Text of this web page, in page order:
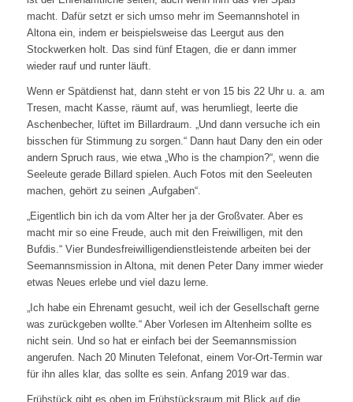
macht. Dafür setzt er sich umso mehr im Seemannshotel in
Altona ein, indem er beispielsweise das Leergut aus den
Stockwerken holt. Das sind fünf Etagen, die er dann immer
wieder rauf und runter läuft.
Wenn er Spätdienst hat, dann steht er von 15 bis 22 Uhr u. a. am
Tresen, macht Kasse, räumt auf, was herumliegt, leerte die
Aschenbecher, lüftet im Billardraum. „Und dann versuche ich ein
bisschen für Stimmung zu sorgen.“ Dann haut Dany den ein oder
andern Spruch raus, wie etwa „Who is the champion?“, wenn die
Seeleute gerade Billard spielen. Auch Fotos mit den Seeleuten
machen, gehört zu seinen „Aufgaben“.
„Eigentlich bin ich da vom Alter her ja der Großvater. Aber es
macht mir so eine Freude, auch mit den Freiwilligen, mit den
Bufdis.“ Vier Bundesfreiwilligendienstleistende arbeiten bei der
Seemannsmission in Altona, mit denen Peter Dany immer wieder
etwas Neues erlebe und viel dazu lerne.
„Ich habe ein Ehrenamt gesucht, weil ich der Gesellschaft gerne
was zurückgeben wollte.“ Aber Vorlesen im Altenheim sollte es
nicht sein. Und so hat er einfach bei der Seemannsmission
angerufen. Nach 20 Minuten Telefonat, einem Vor-Ort-Termin war
für ihn alles klar, das sollte es sein. Anfang 2019 war das.
Frühstück gibt es oben im Frühstücksraum mit Blick auf die